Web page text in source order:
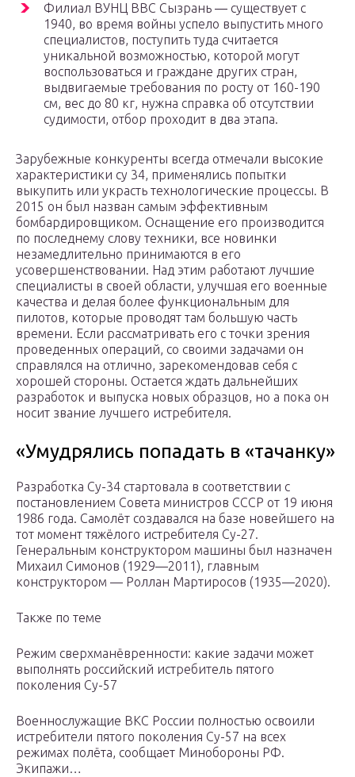
Филиал ВУНЦ ВВС Сызрань ― существует с
1940, во время войны успело выпустить много
специалистов, поступить туда считается
уникальной возможностью, которой могут
воспользоваться и граждане других стран,
выдвигаемые требования по росту от 160-190
см, вес до 80 кг, нужна справка об отсутствии
судимости, отбор проходит в два этапа.
Зарубежные конкуренты всегда отмечали высокие
характеристики су 34, применялись попытки
выкупить или украсть технологические процессы. В
2015 он был назван самым эффективным
бомбардировщиком. Оснащение его производится
по последнему слову техники, все новинки
незамедлительно принимаются в его
усовершенствовании. Над этим работают лучшие
специалисты в своей области, улучшая его военные
качества и делая более функциональным для
пилотов, которые проводят там большую часть
времени. Если рассматривать его с точки зрения
проведенных операций, со своими задачами он
справлялся на отлично, зарекомендовав себя с
хорошей стороны. Остается ждать дальнейших
разработок и выпуска новых образцов, но а пока он
носит звание лучшего истребителя.
«Умудрялись попадать в «тачанку»
Разработка Су-34 стартовала в соответствии с
постановлением Совета министров СССР от 19 июня
1986 года. Самолёт создавался на базе новейшего на
тот момент тяжёлого истребителя Су-27.
Генеральным конструктором машины был назначен
Михаил Симонов (1929—2011), главным
конструктором — Роллан Мартиросов (1935—2020).
Также по теме
Режим сверхманёвренности: какие задачи может
выполнять российский истребитель пятого
поколения Су-57
Военнослужащие ВКС России полностью освоили
истребители пятого поколения Су-57 на всех
режимах полёта, сообщает Минобороны РФ.
Экипажи…